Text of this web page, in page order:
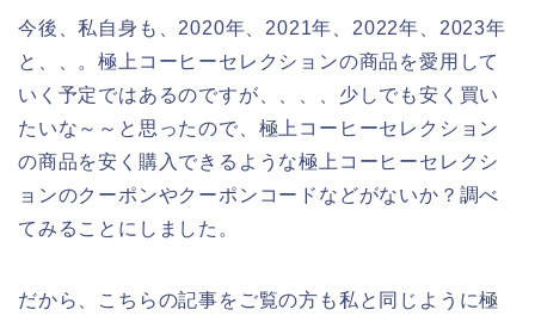
今後、私自身も、2020年、2021年、2022年、2023年
と、、。極上コーヒーセレクションの商品を愛用して
いく予定ではあるのですが、、、、少しでも安く買い
たいな～～と思ったので、極上コーヒーセレクション
の商品を安く購入できるような極上コーヒーセレクシ
ョンのクーポンやクーポンコードなどがないか？調べ
てみることにしました。
だから、こちらの記事をご覧の方も私と同じように極